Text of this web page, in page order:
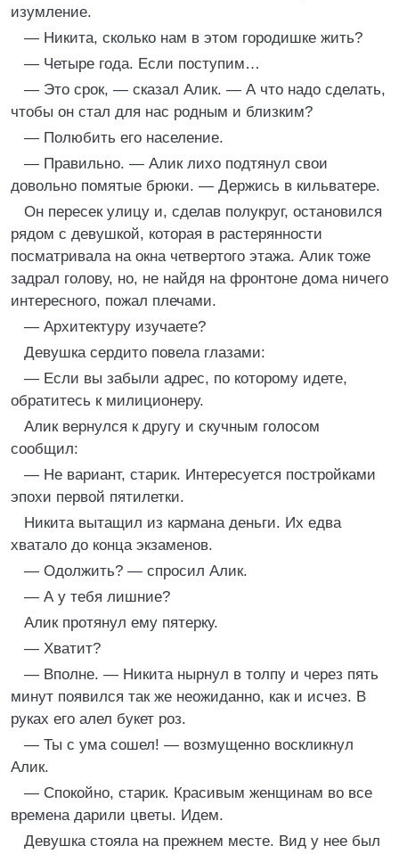
изумление.
— Никита, сколько нам в этом городишке жить?
— Четыре года. Если поступим…
— Это срок, — сказал Алик. — А что надо сделать,
чтобы он стал для нас родным и близким?
— Полюбить его население.
— Правильно. — Алик лихо подтянул свои
довольно помятые брюки. — Держись в кильватере.
Он пересек улицу и, сделав полукруг, остановился
рядом с девушкой, которая в растерянности
посматривала на окна четвертого этажа. Алик тоже
задрал голову, но, не найдя на фронтоне дома ничего
интересного, пожал плечами.
— Архитектуру изучаете?
Девушка сердито повела глазами:
— Если вы забыли адрес, по которому идете,
обратитесь к милиционеру.
Алик вернулся к другу и скучным голосом
сообщил:
— Не вариант, старик. Интересуется постройками
эпохи первой пятилетки.
Никита вытащил из кармана деньги. Их едва
хватало до конца экзаменов.
— Одолжить? — спросил Алик.
— А у тебя лишние?
Алик протянул ему пятерку.
— Хватит?
— Вполне. — Никита нырнул в толпу и через пять
минут появился так же неожиданно, как и исчез. В
руках его алел букет роз.
— Ты с ума сошел! — возмущенно воскликнул
Алик.
— Спокойно, старик. Красивым женщинам во все
времена дарили цветы. Идем.
Девушка стояла на прежнем месте. Вид у нее был